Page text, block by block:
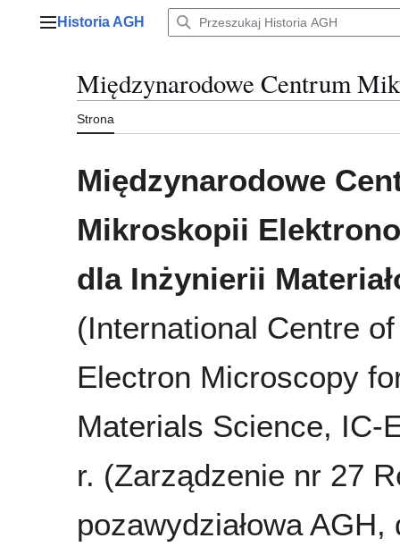
Menu główne
Historia AGH
Międzynarodowe Centrum
Strona
Międzynarodowe
Mikroskopii
dla Inżynierii
(International Centre of
Electron Microscopy
Materials Science, IC-
r. (Zarządzenie nr 27
pozawydziałowa AGH,